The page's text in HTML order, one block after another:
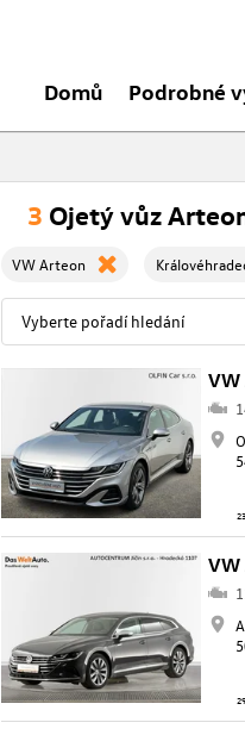
Domů Podrobné
3 Ojetý vůz
VW Arteon
VW
VW